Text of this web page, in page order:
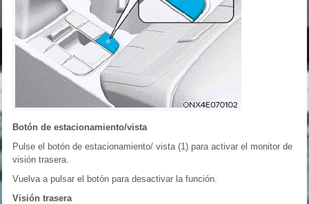
Botón de estacionamiento/vista
Pulse el botón de estacionamiento/ vista (1) para activar el monitor de
visión trasera.
Vuelva a pulsar el botón para desactivar la función.
Visión trasera